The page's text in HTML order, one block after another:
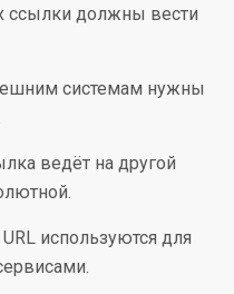
ссылки должны вести
системам нужны
ведёт на другой
используются для